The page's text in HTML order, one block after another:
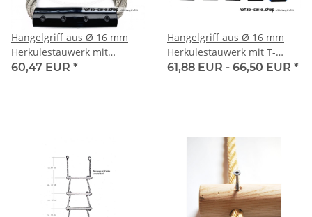
Hangelgriff aus Ø 16 mm
Herkulestauwerk mit
Drehwirbel und Konnektor
60,47 EUR *
Hangelgriff aus Ø 16 mm
Herkulestauwerk mit T-
Verbinder
61,88 EUR - 66,50 EUR *